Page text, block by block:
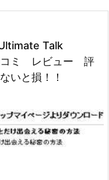
前へ

Talk
ミ レビュー 評
と損！！